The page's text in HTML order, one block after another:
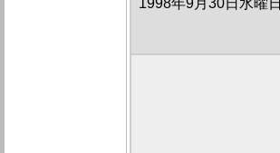
1998年9月30日水曜日